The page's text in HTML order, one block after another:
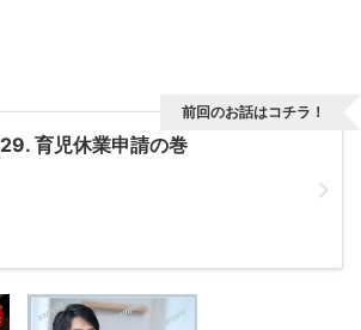
29. 育児休業申請の巻
前回のお話はコチラ！